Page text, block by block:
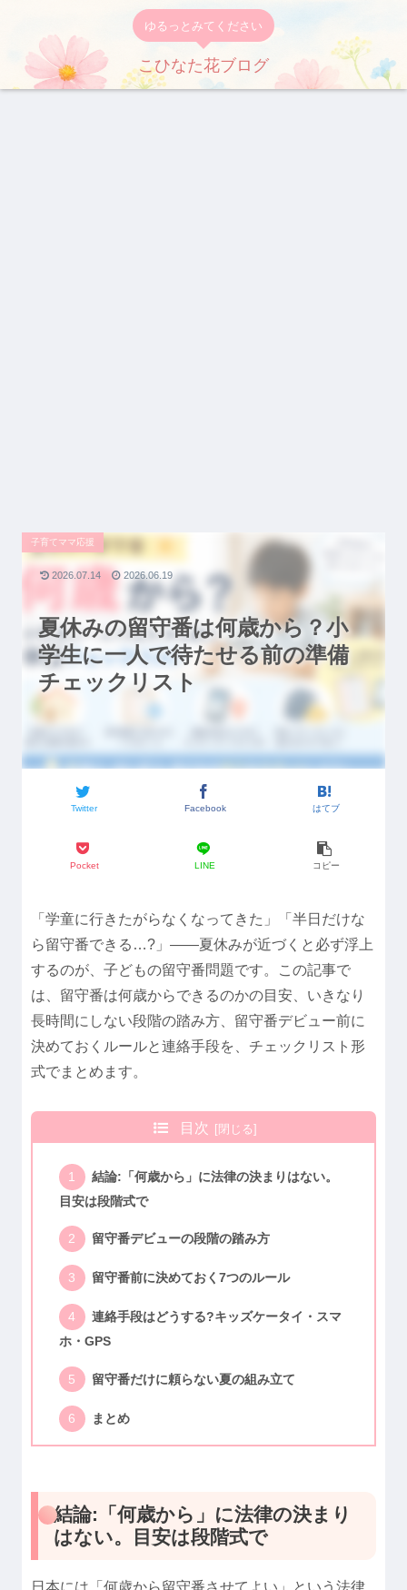
ゆるっとみてください
こひなた花ブログ
夏休みの留守番は何歳から？小
学生に一人で待たせる前の準備
チェックリスト
子育てママ応援
Twitter Facebook はてブ
Pocket LINE コピー
2026.07.14 2026.06.19
「学童に行きたがらなくなってきた」「半日だけな
ら留守番できる…?」——夏休みが近づくと必ず浮上
するのが、子どもの留守番問題です。この記事で
は、留守番は何歳からできるのかの目安、いきなり
長時間にしない段階の踏み方、留守番デビュー前に
決めておくルールと連絡手段を、チェックリスト形
式でまとめます。
目次
結論:「何歳から」に法律の決まりはない。
目安は段階式で
留守番デビューの段階の踏み方
留守番前に決めておく7つのルール
連絡手段はどうする?キッズケータイ・スマ
ホ・GPS
留守番だけに頼らない夏の組み立て
まとめ
結論:「何歳から」に法律の決まり
はない。目安は段階式で
日本には「何歳から留守番させてよい」という法律